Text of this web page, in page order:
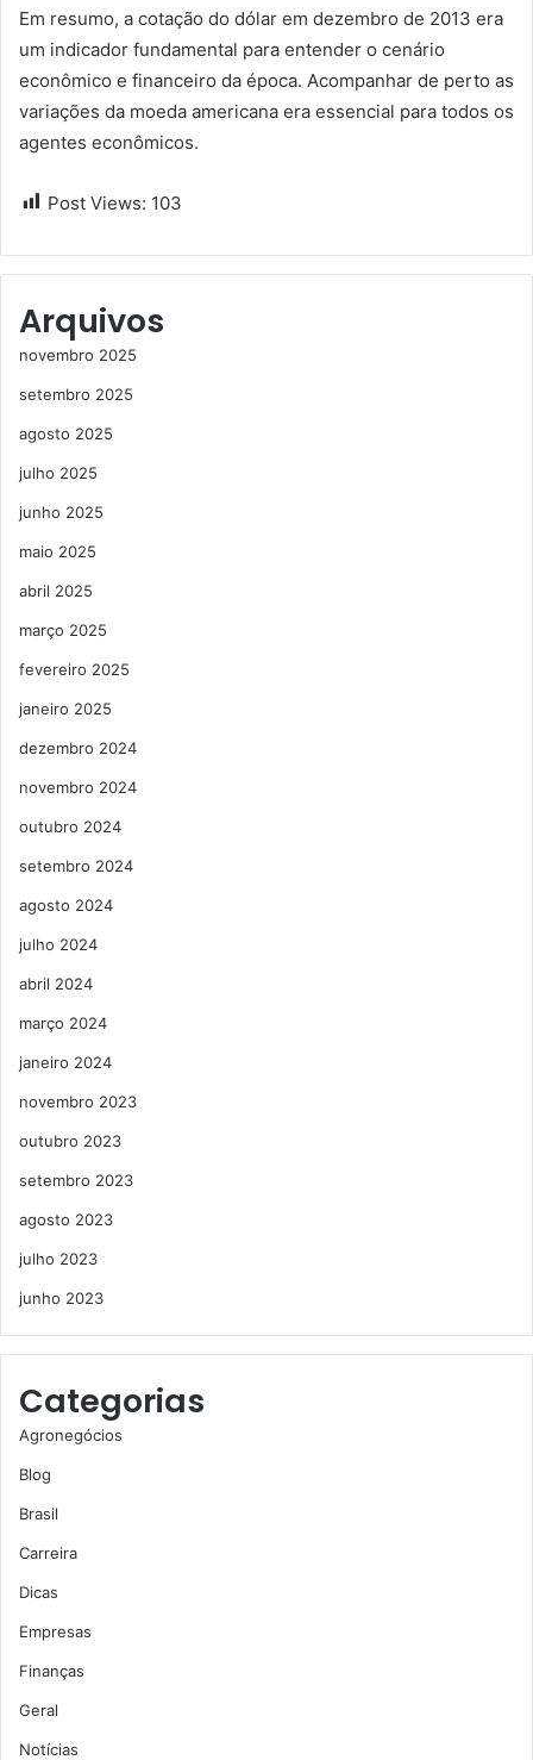
Em resumo, a cotação do dólar em dezembro de 2013 era
um indicador fundamental para entender o cenário
econômico e financeiro da época. Acompanhar de perto as
variações da moeda americana era essencial para todos os
agentes econômicos.
Post Views: 103
Arquivos
novembro 2025
setembro 2025
agosto 2025
julho 2025
junho 2025
maio 2025
abril 2025
março 2025
fevereiro 2025
janeiro 2025
dezembro 2024
novembro 2024
outubro 2024
setembro 2024
agosto 2024
julho 2024
abril 2024
março 2024
janeiro 2024
novembro 2023
outubro 2023
setembro 2023
agosto 2023
julho 2023
junho 2023
Categorias
Agronegócios
Blog
Brasil
Carreira
Dicas
Empresas
Finanças
Geral
Notícias